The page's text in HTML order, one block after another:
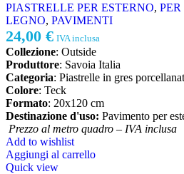
PIASTRELLE PER ESTERNO,
LEGNO, PAVIMENTI
24,00 € IVA inclusa
Collezione: Outside
Produttore: Savoia Italia
Categoria: Piastrelle in gres
Colore: Teck
Formato: 20x120 cm
Destinazione d'uso: Pavimento per
Prezzo al metro quadro – IVA inclusa
Add to wishlist
Aggiungi al carrello
Quick view